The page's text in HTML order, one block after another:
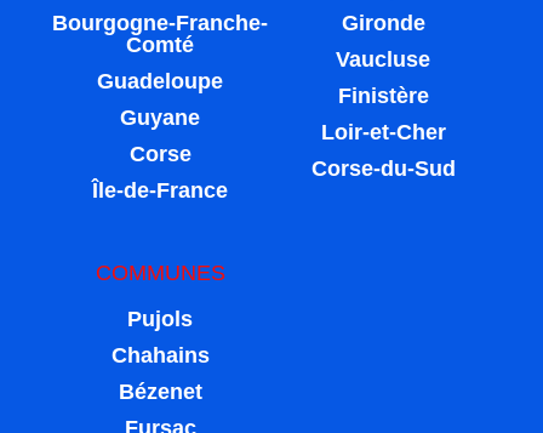
Bourgogne-Franche-
Comté
Guadeloupe
Guyane
Corse
Île-de-France
Gironde
Vaucluse
Finistère
Loir-et-Cher
Corse-du-Sud
COMMUNES
Pujols
Chahains
Bézenet
Fursac